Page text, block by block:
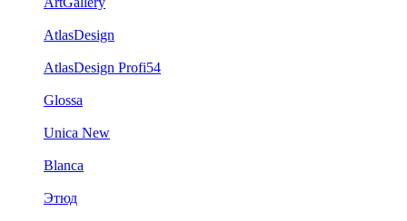
AtlasDesign
AtlasDesign Profi54
Glossa
Unica New
Blanca
Этюд